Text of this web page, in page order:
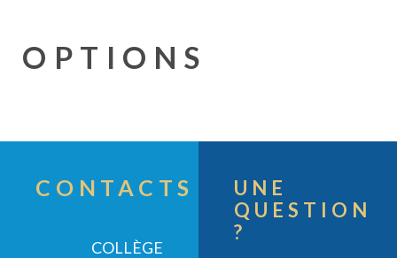
OPTIONS
CONTACTS
COLLÈGE
UNE
QUESTION
?